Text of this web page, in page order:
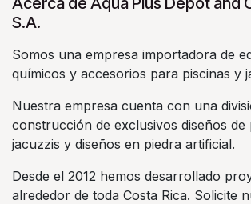
S.A.
Somos una empresa importadora de
químicos y accesorios para piscinas y
Nuestra empresa cuenta con una
construcción de exclusivos diseños de
jacuzzis y diseños en piedra artificial.
Desde el 2012 hemos desarrollado
alrededor de toda Costa Rica. Solicite